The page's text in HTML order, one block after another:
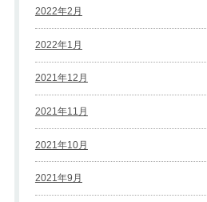
2022年2月
2022年1月
2021年12月
2021年11月
2021年10月
2021年9月